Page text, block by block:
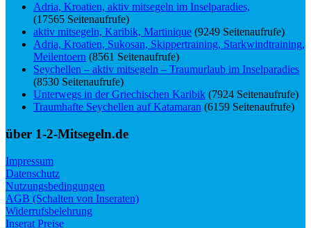
Adria, Kroatien, aktiv mitsegeln im Inselparadies,
(17565 Seitenaufrufe)
aktiv mitsegeln, Karibik, Martinique (9249 Seitenaufrufe)
Adria, Kroatien, Sukosan, Skippertraining, Starkwindtraining,
Meilentoern (8561 Seitenaufrufe)
Seychellen – aktiv mitsegeln – Traumurlaub im Inselparadies
(8530 Seitenaufrufe)
Unterwegs in der Griechischen Karibik (7924 Seitenaufrufe)
Traumhafte Seychellen auf Katamaran (6159 Seitenaufrufe)
über 1-2-Mitsegeln.de
Impressum
Datenschutz
Nutzungsbedingungen
AGB (Schalten von Inseraten)
Widerrufsbelehrung
Inserat Preise